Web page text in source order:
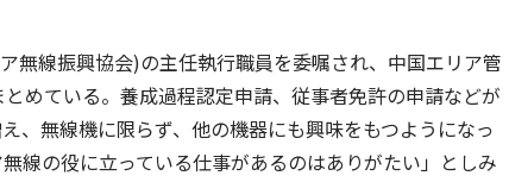
無線振興協会)の主任執行職員を委嘱され、中国エリア管
めている。養成過程認定申請、従事者免許の申請などが
、無線機に限らず、他の機器にも興味をもつようになっ
線の役に立っている仕事があるのはありがたい」としみ